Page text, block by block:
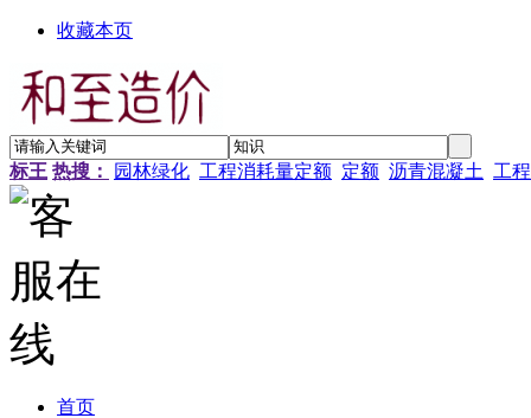
收藏本页
标王 热搜： 园林绿化 工程消耗量定额 定额 沥青混凝土 工程
首页